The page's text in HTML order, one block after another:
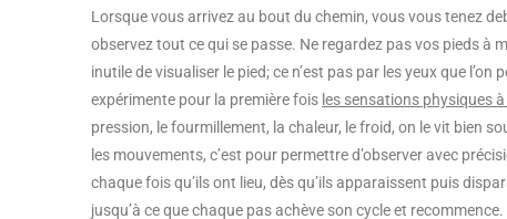
Lorsque vous arrivez au bout du chemin, vous vous tenez
observez tout ce qui se passe. Ne regardez pas vos pieds à
inutile de visualiser le pied; ce n’est pas par les yeux que
expérimente pour la première fois les sensations physiques à
pression, le fourmillement, la chaleur, le froid, on le vit bien
les mouvements, c’est pour permettre d’observer avec
chaque fois qu’ils ont lieu, dès qu’ils apparaissent puis
jusqu’à ce que chaque pas achève son cycle et recommence.